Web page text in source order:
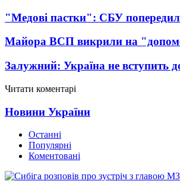
"Медові пастки": СБУ
Майора ВСП викрили на
Залужний: Україна не вступить
Читати коментарі
Новини України
Останні
Популярні
Коментовані